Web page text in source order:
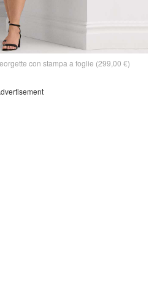
con stampa a foglie (299,00 €)